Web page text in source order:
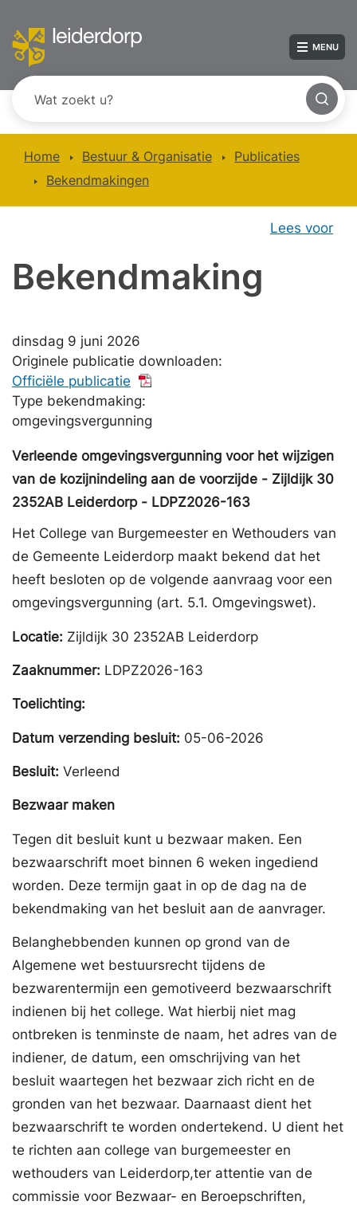
MENU
Home Bestuur & Organisatie
Publicaties
Bekendmakingen
Lees voor
Bekendmaking
dinsdag 9 juni 2026
Originele publicatie downloaden:
Officiële publicatie
Type bekendmaking:
omgevingsvergunning
Verleende omgevingsvergunning voor het wijzigen
van de kozijnindeling aan de voorzijde - Zijldijk 30
2352AB Leiderdorp - LDPZ2026-163
Het College van Burgemeester en Wethouders van
de Gemeente Leiderdorp maakt bekend dat het
heeft besloten op de volgende aanvraag voor een
omgevingsvergunning (art. 5.1. Omgevingswet).
Locatie: Zijldijk 30 2352AB Leiderdorp
Zaaknummer: LDPZ2026-163
Toelichting:
Datum verzending besluit: 05-06-2026
Besluit: Verleend
Bezwaar maken
Tegen dit besluit kunt u bezwaar maken. Een
bezwaarschrift moet binnen 6 weken ingediend
worden. Deze termijn gaat in op de dag na de
bekendmaking van het besluit aan de aanvrager.
Belanghebbenden kunnen op grond van de
Algemene wet bestuursrecht tijdens de
bezwarentermijn een gemotiveerd bezwaarschrift
indienen bij het college. Wat hierbij niet mag
ontbreken is tenminste de naam, het adres van de
indiener, de datum, een omschrijving van het
besluit waartegen het bezwaar zich richt en de
gronden van het bezwaar. Daarnaast dient het
bezwaarschrift te worden ondertekend. U dient het
te richten aan college van burgemeester en
wethouders van Leiderdorp,ter attentie van de
commissie voor Bezwaar- en Beroepschriften,